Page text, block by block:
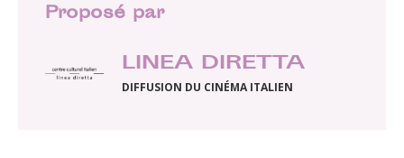
Proposé par
LINEA DIRETTA
DIFFUSION DU CINÉMA ITALIEN